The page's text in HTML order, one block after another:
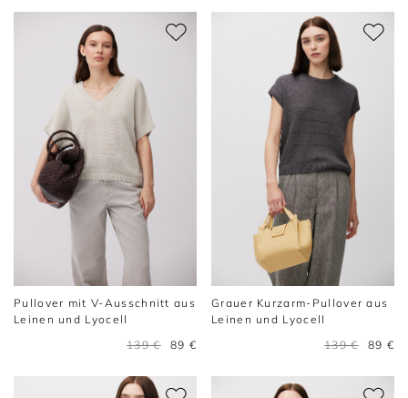
Pullover mit V-Ausschnitt aus
Leinen und Lyocell
139 €
89 €
Grauer Kurzarm-Pullover aus
Leinen und Lyocell
139 €
89 €